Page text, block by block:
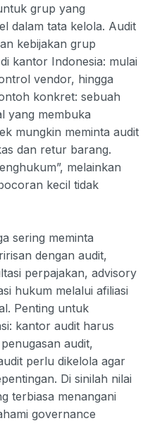
grup yang
dalam tata kelola. Audit
kebijakan grup
kantor Indonesia: mulai
vendor, hingga
konkret: sebuah
yang membuka
mungkin meminta audit
dan retur barang.
melainkan
kecil tidak
sering meminta
dengan audit,
perpajakan, advisory
hukum melalui afiliasi
Penting untuk
kantor audit harus
audit,
perlu dikelola agar
Di sinilah nilai
terbiasa menangani
governance